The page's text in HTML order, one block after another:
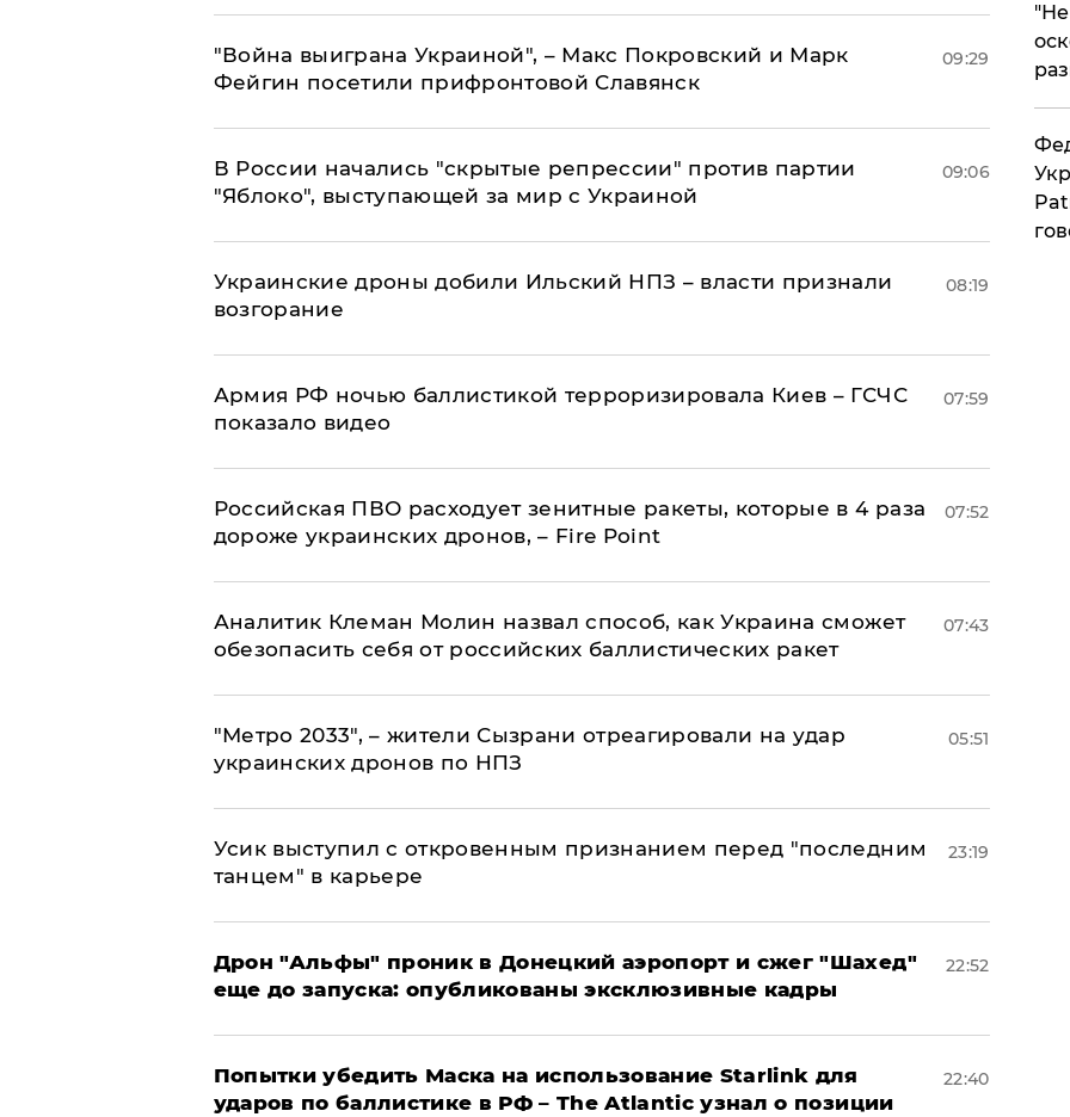
"Война выиграна Украиной", – Макс Покровский и Марк
Фейгин посетили прифронтовой Славянск
09:29
В России начались "скрытые репрессии" против партии
"Яблоко", выступающей за мир с Украиной
09:06
Украинские дроны добили Ильский НПЗ – власти признали
возгорание
08:19
Армия РФ ночью баллистикой терроризировала Киев – ГСЧС
показало видео
07:59
Российская ПВО расходует зенитные ракеты, которые в 4 раза
дороже украинских дронов, – Fire Point
07:52
Аналитик Клеман Молин назвал способ, как Украина сможет
обезопасить себя от российских баллистических ракет
07:43
"Метро 2033", – жители Сызрани отреагировали на удар
украинских дронов по НПЗ
05:51
Усик выступил с откровенным признанием перед "последним
танцем" в карьере
23:19
Дрон "Альфы" проник в Донецкий аэропорт и сжег "Шахед"
еще до запуска: опубликованы эксклюзивные кадры
22:52
Попытки убедить Маска на использование Starlink для
ударов по баллистике в РФ – The Atlantic узнал о позиции
22:40